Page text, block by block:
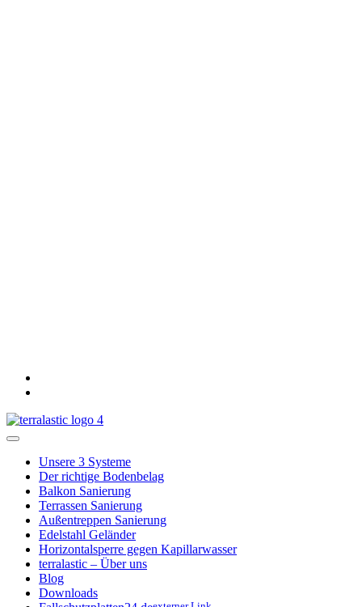
Unsere 3 Systeme
Der richtige Bodenbelag
Balkon Sanierung
Terrassen Sanierung
Außentreppen Sanierung
Edelstahl Geländer
Horizontalsperre gegen Kapillarwasser
terralastic – Über uns
Blog
Downloads